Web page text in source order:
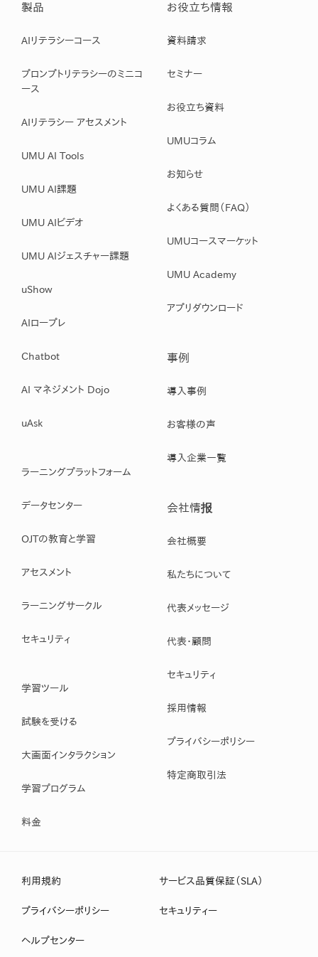
製品
AIリテラシーコース
プロンプトリテラシーのミニコ
ース
AIリテラシー アセスメント
UMU AI Tools
UMU AI課題
UMU AIビデオ
UMU AIジェスチャー課題
uShow
AIロープレ
Chatbot
AI マネジメント Dojo
uAsk
ラーニングプラットフォーム
データセンター
OJTの教育と学習
アセスメント
ラーニングサークル
セキュリティ
学習ツール
試験を受ける
大画面インタラクション
学習プログラム
料金
お役立ち情報
資料請求
セミナー
お役立ち資料
UMUコラム
お知らせ
よくある質問（FAQ）
UMUコースマーケット
UMU Academy
アプリダウンロード
事例
導入事例
お客様の声
導入企業一覧
会社情报
会社概要
私たちについて
代表メッセージ
代表・顧問
セキュリティ
採用情報
プライバシーポリシー
特定商取引法
利用規約 サービス品質保証（SLA）
プライバシーポリシー セキュリティー
ヘルプセンター